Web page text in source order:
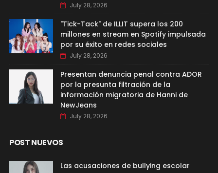
July 28, 2026
"Tick-Tack" de ILLIT supera los 200
millones en stream en Spotify impulsada
por su éxito en redes sociales
July 28, 2026
Presentan denuncia penal contra ADOR
por la presunta filtración de la
información migratoria de Hanni de
NewJeans
July 28, 2026
POST NUEVOS
Las acusaciones de bullying escolar